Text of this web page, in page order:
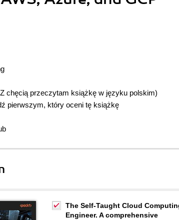
chęcią przeczytam książkę w języku polskim)
pierwszym, który oceni tę książkę
The Self-Taught Cloud
Engineer. A comprehensive